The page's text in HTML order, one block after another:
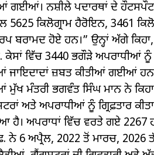
ਨਸ਼ੀਲੇ ਪਦਾਰਥਾਂ ਦੇ ਹੌਟਸਪੌਟਾਂ
ਕਿਲੋਗ੍ਰਾਮ ਹੈਰੋਇਨ, 3461
ਹੋਏ ਹਨ।” ਉਨ੍ਹਾਂ ਅੱਗੇ
ਵਿੱਚ 3440 ਭਗੌੜੇ ਅਪਰਾਧੀਆਂ ਨੂੰ
ਜਾਇਦਾਦਾਂ ਜ਼ਬਤ ਕੀਤੀਆਂ ਗਈਆਂ
ਮੁੱਖ ਮੰਤਰੀ ਭਗਵੰਤ ਸਿੰਘ ਮਾਨ ਨੇ
ਅਤੇ ਅਪਰਾਧੀਆਂ ਨੂੰ ਗ੍ਰਿਫ਼ਤਾਰ
ਹੈ। ਅਪਰਾਧਾਂ ਵਿੱਚ ਵਰਤੇ ਗਏ
ਨੇ 6 ਅਪ੍ਰੈਲ, 2022 ਤੋਂ ਮਾਰਚ,